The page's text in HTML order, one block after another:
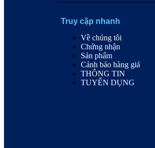
Truy cập nhanh
Về chúng tôi
Chứng nhận
Sản phẩm
Cảnh báo hàng giả
THÔNG TIN
TUYỂN DỤNG